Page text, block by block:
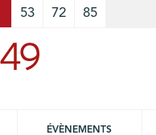
53 72 85
ÉVÈNEMENTS